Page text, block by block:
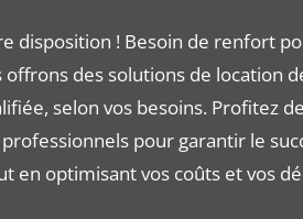
disposition ! Besoin de renfort
offrons des solutions de location
selon vos besoins. Profitez de
pour garantir le
en optimisant vos coûts et vos